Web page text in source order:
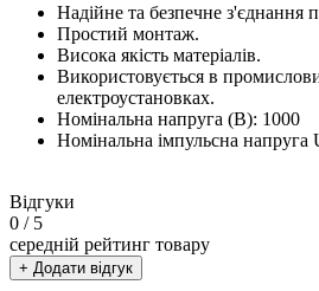
Надійне та безпечне з'єднання
Простий монтаж.
Висока якість матеріалів.
Використовується в
електроустановках.
Номінальна напруга (В): 1000
Номінальна імпульсна
Відгуки
0 / 5
середній рейтинг товару
+ Додати відгук